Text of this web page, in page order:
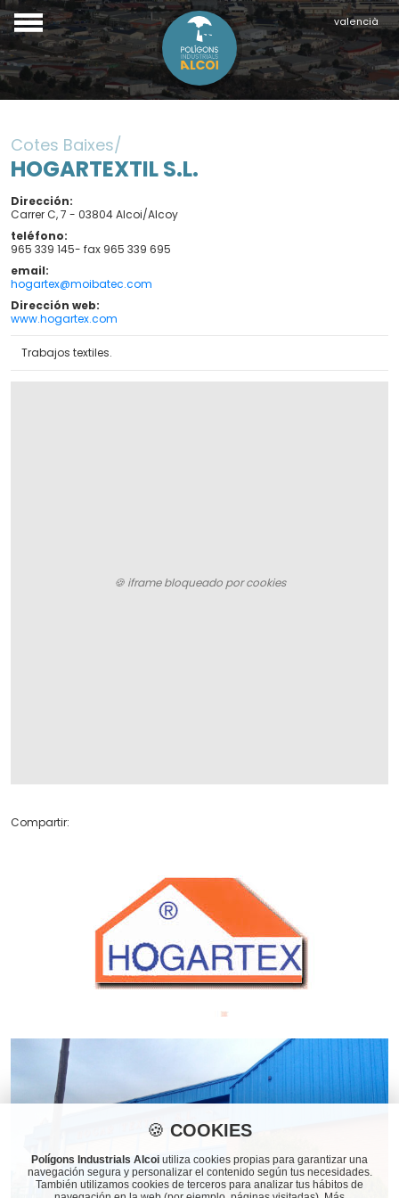
valencià
Cotes Baixes
HOGARTEXTIL S.L.
Dirección
Carrer C, 7 - 03804 Alcoi/Alcoy
teléfono
965 339 145- fax 965 339 695
email
hogartex@moibatec.com
Dirección web
www.hogartex.com
Trabajos textiles.
Compartir:
🍪 COOKIES
Polígons Industrials Alcoi utiliza cookies propias para garantizar una
navegación segura y personalizar el contenido según tus necesidades.
También utilizamos cookies de terceros para analizar tus hábitos de